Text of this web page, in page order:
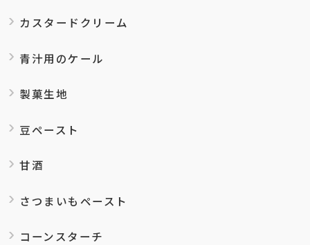
カスタードクリーム
青汁用のケール
製菓生地
豆ペースト
甘酒
さつまいもペースト
コーンスターチ